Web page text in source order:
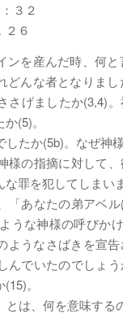
３２
６
ンを産んだ時、何
どんな者となりま
さげましたか(3,4)
(5)。
したか(5b)。なぜ神
様の指摘に対して
罪を犯してしまい
「あなたの弟アベ
うな神様の呼びか
ようなさばきを宣
んでいたのでしょ
。
とは、何を意味す